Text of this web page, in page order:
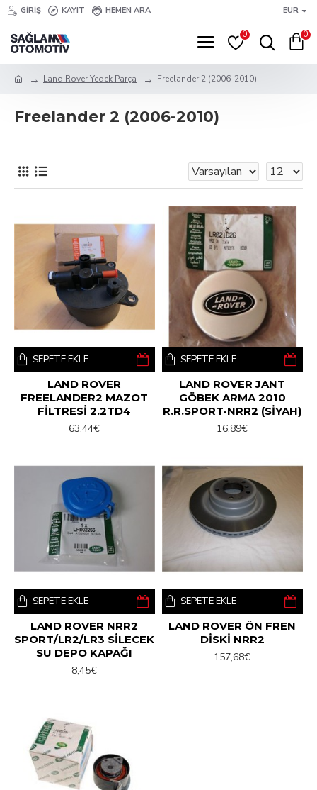
GIRIŞ KAYIT HEMEN ARA EUR
0 0
Land Rover Yedek Parça Freelander 2 (2006-2010)
Freelander 2 (2006-2010)
LAND ROVER
FREELANDER2 MAZOT
FİLTRESİ 2.2TD4
63,44€
SEPETE EKLE
LAND ROVER JANT
GÖBEK ARMA 2010
R.R.SPORT-NRR2 (SİYAH)
16,89€
SEPETE EKLE
LAND ROVER NRR2
SPORT/LR2/LR3 SİLECEK
SU DEPO KAPAĞI
8,45€
SEPETE EKLE
LAND ROVER ÖN FREN
DİSKİ NRR2
157,68€
SEPETE EKLE